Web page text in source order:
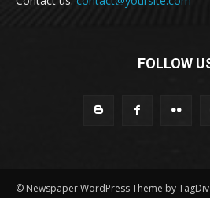
FOLLOW
© Newspaper WordPress Theme by TagDiv